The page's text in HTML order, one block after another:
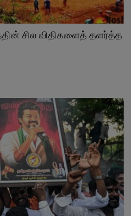
சில விதிகளைத் தளர்த்த